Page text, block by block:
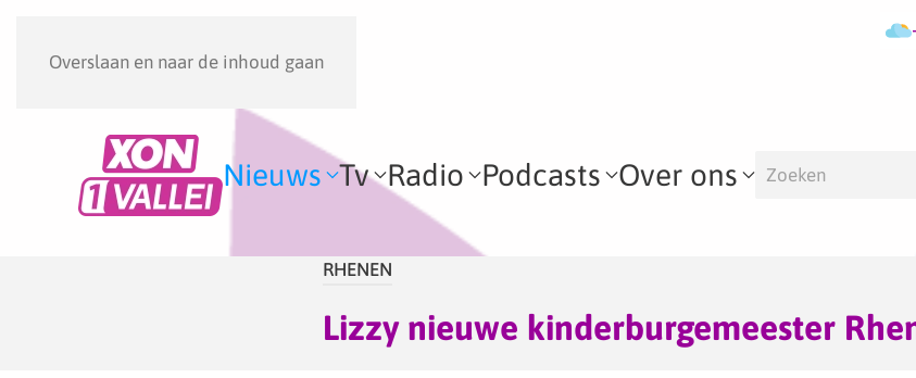
Overslaan en naar de inhoud gaan
Nieuws Tv Radio Podcasts Over ons
RHENEN
Lizzy nieuwe kinderburgemeester